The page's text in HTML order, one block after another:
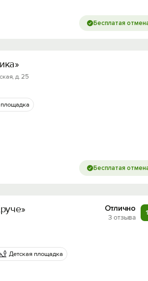
Бесплатая
д. 25
Бесплатая
Отлично
3 отзыва
Детская площадка